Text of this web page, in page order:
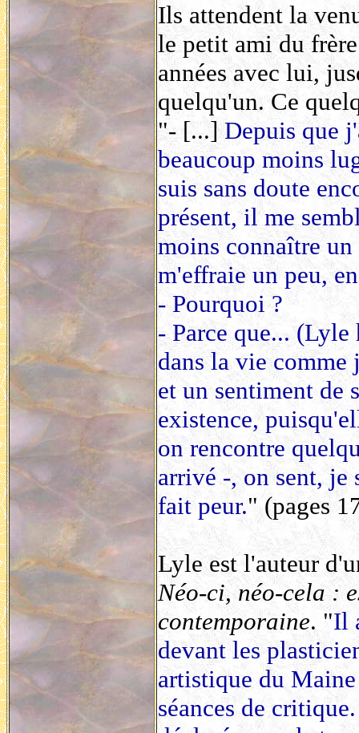
Ils attendent la
le petit ami du
années avec lui,
quelqu'un. Ce
"- [...]Depuis que
beaucoup moins
suis sans doute
présent, il me
moins connaître
m'effraie un peu,
- Pourquoi ?
- Parce que...
dans la vie comme
et un sentiment de
existence,
on rencontre
arrivé -, on sent, je
fait peur." (pages
Lyle est l'auteur
Néo-ci, néo-cela :
contemporaine. "Il
devant les
artistique du
séances de